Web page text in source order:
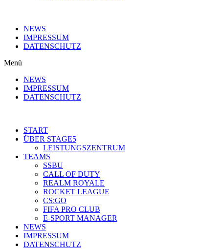
NEWS
IMPRESSUM
DATENSCHUTZ
Menü
NEWS
IMPRESSUM
DATENSCHUTZ
START
ÜBER STAGE5
LEISTUNGSZENTRUM
TEAMS
SSBU
CALL OF DUTY
REALM ROYALE
ROCKET LEAGUE
CS:GO
FIFA PRO CLUB
E-SPORT MANAGER
NEWS
IMPRESSUM
DATENSCHUTZ